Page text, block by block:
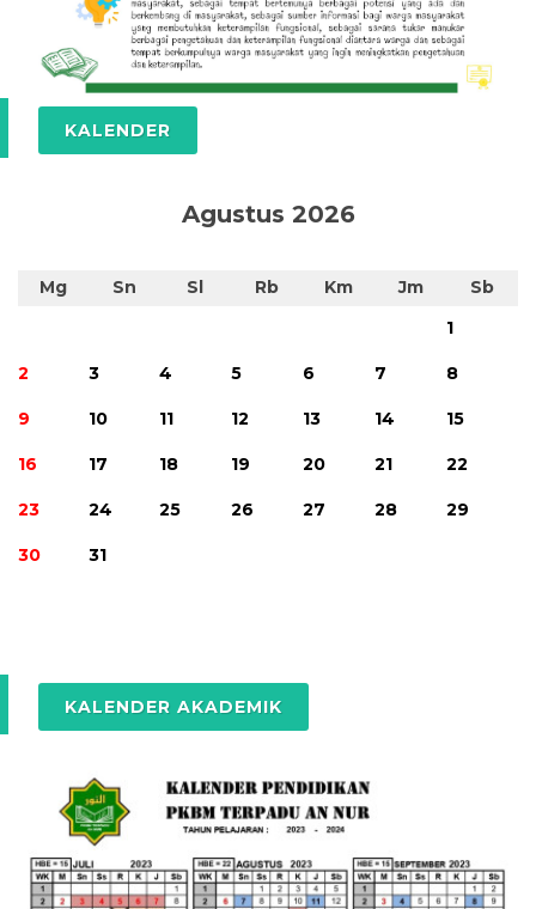
KALENDER
Agustus 2026
Mg Sn Sl Rb Km Jm
Sb
1
2 3 4 5 6 7 8
9 10 11 12 13 14 15
16 17 18 19 20 21 22
23 24 25 26 27 28 29
30 31
KALENDER AKADEMIK